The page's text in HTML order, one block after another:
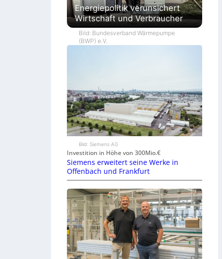
Energiepolitik verunsichert
Wirtschaft und Verbraucher
Bild: Bundesverband Wärmepumpe
(BWP) e.V.
Bild: Siemens AG
Investition in Höhe von 300Mio.€
Siemens erweitert seine Werke in
Offenbach und Frankfurt